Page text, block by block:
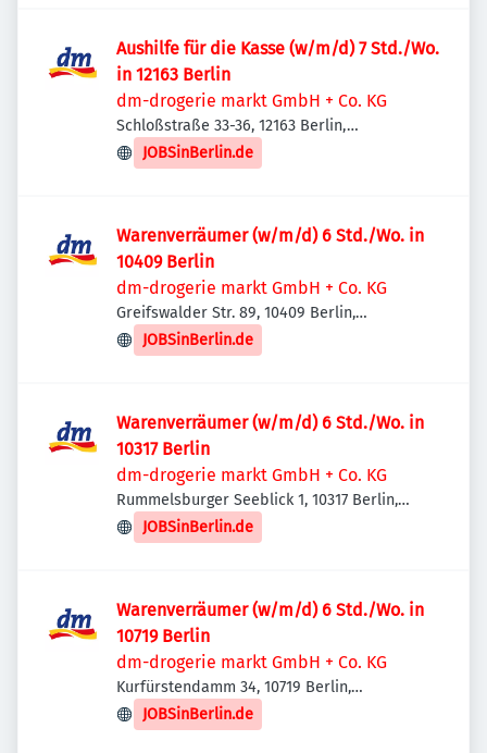
Aushilfe für die Kasse (w/m/d) 7 Std./Wo.
in 12163 Berlin
dm-drogerie markt GmbH + Co. KG
Schloßstraße 33-36, 12163 Berlin,
Deutschland
JOBSinBerlin.de
Warenverräumer (w/m/d) 6 Std./Wo. in
10409 Berlin
dm-drogerie markt GmbH + Co. KG
Greifswalder Str. 89, 10409 Berlin,
Deutschland
JOBSinBerlin.de
Warenverräumer (w/m/d) 6 Std./Wo. in
10317 Berlin
dm-drogerie markt GmbH + Co. KG
Rummelsburger Seeblick 1, 10317 Berlin,
Deutschland
JOBSinBerlin.de
Warenverräumer (w/m/d) 6 Std./Wo. in
10719 Berlin
dm-drogerie markt GmbH + Co. KG
Kurfürstendamm 34, 10719 Berlin,
Deutschland
JOBSinBerlin.de